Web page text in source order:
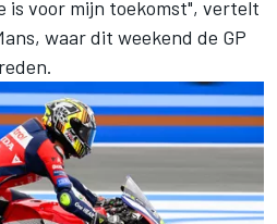
is voor mijn toekomst", vertelt
waar dit weekend de GP